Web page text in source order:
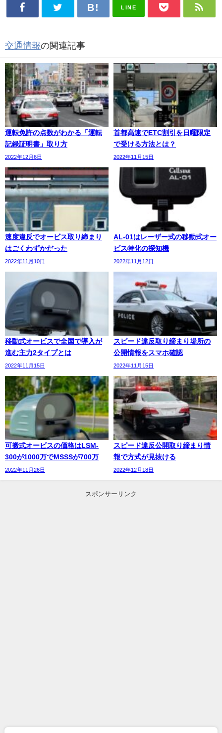
LINE
交通情報の関連記事
運転免許の点数がわかる「運転
記録証明書」取り方
2022年12月6日
首都高速でETC割引を日曜限定
で受ける方法とは？
2022年11月15日
速度違反でオービス取り締まり
はごくわずかだった
2022年11月10日
AL-01はレーザー式の移動式オー
ビス特化の探知機
2022年11月12日
移動式オービスで全国で導入が
進む主力2タイプとは
2022年11月15日
スピード違反取り締まり場所の
公開情報をスマホ確認
2022年11月15日
可搬式オービスの価格はLSM-
300が1000万でMSSSが700万
2022年11月26日
スピード違反公開取り締まり情
報で方式が見抜ける
2022年12月18日
スポンサーリンク